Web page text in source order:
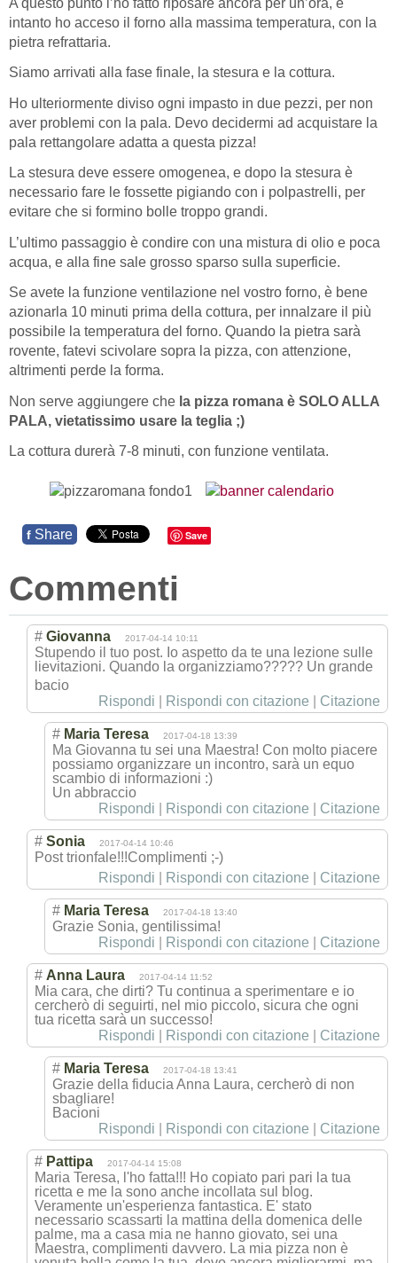
intanto ho acceso il forno alla massima temperatura, con la
pietra refrattaria.
Siamo arrivati alla fase finale, la stesura e la cottura.
Ho ulteriormente diviso ogni impasto in due pezzi, per non
aver problemi con la pala. Devo decidermi ad acquistare la
pala rettangolare adatta a questa pizza!
La stesura deve essere omogenea, e dopo la stesura è
necessario fare le fossette pigiando con i polpastrelli, per
evitare che si formino bolle troppo grandi.
L’ultimo passaggio è condire con una mistura di olio e poca
acqua, e alla fine sale grosso sparso sulla superficie.
Se avete la funzione ventilazione nel vostro forno, è bene
azionarla 10 minuti prima della cottura, per innalzare il più
possibile la temperatura del forno. Quando la pietra sarà
rovente, fatevi scivolare sopra la pizza, con attenzione,
altrimenti perde la forma.
Non serve aggiungere che la pizza romana è SOLO ALLA
PALA, vietatissimo usare la teglia ;)
La cottura durerà 7-8 minuti, con funzione ventilata.
f Share Save
Commenti
# Giovanna 2017-04-14 10:11
Stupendo il tuo post. Io aspetto da te una lezione sulle
lievitazioni. Quando la organizziamo????? Un grande
bacio
Rispondi
Rispondi con citazione Citazione
# Maria Teresa 2017-04-18 13:39
Ma Giovanna tu sei una Maestra! Con molto piacere
possiamo organizzare un incontro, sarà un equo
scambio di informazioni :)
Un abbraccio
Rispondi
Rispondi con citazione Citazione
# Sonia 2017-04-14 10:46
Post trionfale!!!Complimenti ;-)
Rispondi
Rispondi con citazione Citazione
# Maria Teresa 2017-04-18 13:40
Grazie Sonia, gentilissima!
Rispondi
Rispondi con citazione Citazione
# Anna Laura 2017-04-14 11:52
Mia cara, che dirti? Tu continua a sperimentare e io
cercherò di seguirti, nel mio piccolo, sicura che ogni
tua ricetta sarà un successo!
Rispondi
Rispondi con citazione Citazione
# Maria Teresa 2017-04-18 13:41
Grazie della fiducia Anna Laura, cercherò di non
sbagliare!
Bacioni
Rispondi
Rispondi con citazione Citazione
# Pattipa 2017-04-14 15:08
Maria Teresa, l'ho fatta!!! Ho copiato pari pari la tua
ricetta e me la sono anche incollata sul blog.
Veramente un'esperienza fantastica. E' stato
necessario scassarti la mattina della domenica delle
palme, ma a casa mia ne hanno giovato, sei una
Maestra, complimenti davvero. La mia pizza non è